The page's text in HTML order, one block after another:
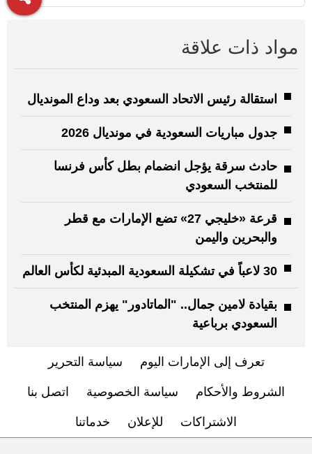
مواد ذات علاقة
استقالة رئيس الاتحاد السعودي بعد وداع المونديال
جدول مباريات السعودية في مونديال 2026
حادث سرقة يؤجل انضمام بطل كأس فرنسا
للمنتخب السعودي
قرعة «خليجي 27» تضع الإمارات مع قطر
والبحرين واليمن
30 لاعباً في تشكيلة السعودية المبدئية لكأس العالم
بقيادة لامين جمال.. "الماتادور" يهزم المنتخب
السعودي برباعية
تعرف إلى الإمارات اليوم سياسة التحرير
الشروط والأحكام سياسة الخصوصية اتصل بنا
الاشتراكات للإعلان خدماتنا